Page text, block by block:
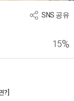
SNS 공유
15%
]